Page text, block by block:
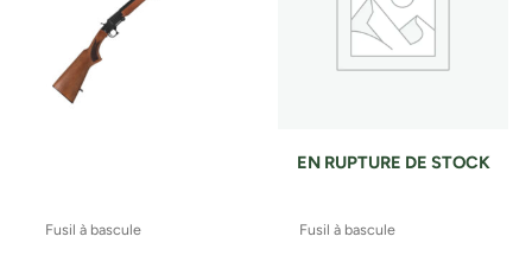
Fusil à bascule
EN RUPTURE DE STOCK
Fusil à bascule